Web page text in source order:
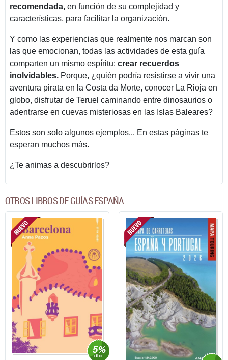
recomendada, en función de su complejidad y
características, para facilitar la organización.
Y como las experiencias que realmente nos marcan son
las que emocionan, todas las actividades de esta guía
comparten un mismo espíritu: crear recuerdos
inolvidables. Porque, ¿quién podría resistirse a vivir una
aventura pirata en la Costa da Morte, conocer La Rioja en
globo, disfrutar de Teruel caminando entre dinosaurios o
adentrarse en cuevas misteriosas en las Islas Baleares?
Estos son solo algunos ejemplos... En estas páginas te
esperan muchos más.
¿Te animas a descubrirlos?
OTROS LIBROS DE GUÍAS ESPAÑA